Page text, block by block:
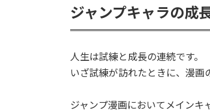
ジャンプキャラの成
人生は試練と成長の連続です。
いざ試練が訪れたときに、漫画
ジャンプ漫画においてメインキ